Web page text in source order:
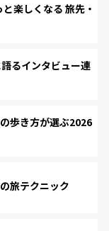
楽しくなる 旅先・
るインタビュー連
歩き方が選ぶ2026
旅テクニック